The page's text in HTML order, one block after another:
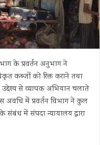
के प्रवर्तन अनुभाग ने
कब्जों को रिक्त कराने तथा
से व्यापक अभियान चलाते
अवधि में प्रवर्तन विभाग ने कुल
में संपदा न्यायालय द्वारा